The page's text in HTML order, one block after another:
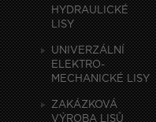
HYDRAULICKÉ
LISY
UNIVERZÁLNÍ
ELEKTRO-
MECHANICKÉ LISY
ZAKÁZKOVÁ
VÝROBA LISŮ